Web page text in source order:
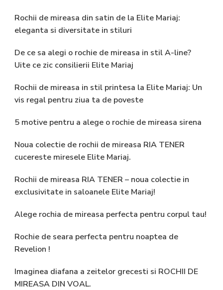
Rochii de mireasa din satin de la Elite Mariaj:
eleganta si diversitate in stiluri
De ce sa alegi o rochie de mireasa in stil A-line?
Uite ce zic consilierii Elite Mariaj
Rochii de mireasa in stil printesa la Elite Mariaj: Un
vis regal pentru ziua ta de poveste
5 motive pentru a alege o rochie de mireasa sirena
Noua colectie de rochii de mireasa RIA TENER
cucereste miresele Elite Mariaj.
Rochii de mireasa RIA TENER – noua colectie in
exclusivitate in saloanele Elite Mariaj!
Alege rochia de mireasa perfecta pentru corpul tau!
Rochie de seara perfecta pentru noaptea de
Revelion !
Imaginea diafana a zeitelor grecesti si ROCHII DE
MIREASA DIN VOAL.